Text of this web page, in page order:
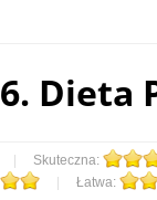
6. Dieta
Skuteczna:
Łatwa: